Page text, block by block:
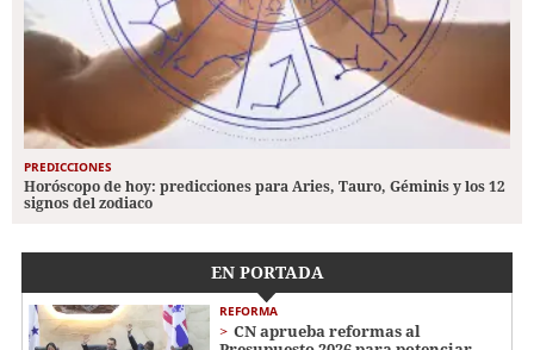
PREDICCIONES
Horóscopo de hoy: predicciones para Aries, Tauro, Géminis y los 12
signos del zodiaco
EN PORTADA
REFORMA
CN aprueba reformas al